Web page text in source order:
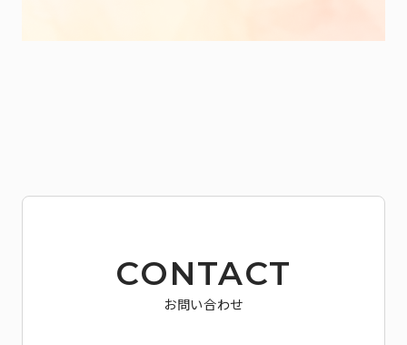
CONTACT
お問い合わせ